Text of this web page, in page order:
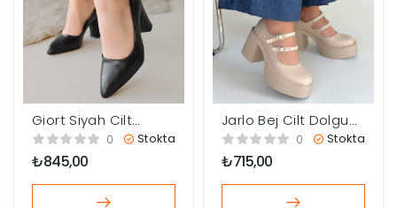
Giort Siyah Cilt
Topuklu Ayakkabı
0 Stokta
₺845,00
Jarlo Bej Cilt Dolgu
Topuk Ayakkabı
0 Stokta
₺715,00